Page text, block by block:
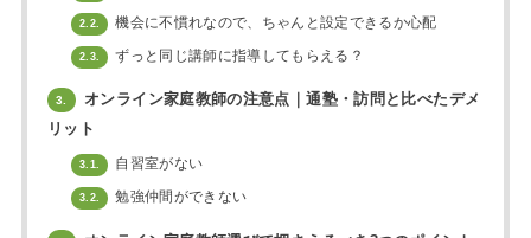
2.2. 機会に不慣れなので、ちゃんと設定できるか心配
2.3. ずっと同じ講師に指導してもらえる？
3.
オンライン家庭教師の注意点｜通塾・訪問と比べたデメ
リット
3.1. 自習室がない
3.2. 勉強仲間ができない